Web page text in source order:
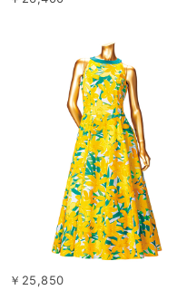
￥25,850